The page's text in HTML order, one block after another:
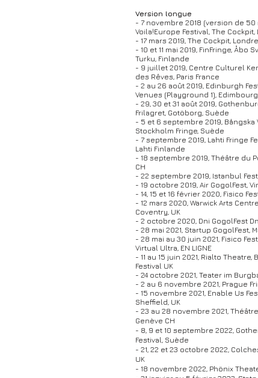
Version longue
- 7 novembre 2018 (version de 50
Voila!Europe Festival, The Cockpit,
- 17 mars 2019, The Cockpit,
- 10 et 11 mai 2019, FinFringe, Åbo
Turku, Finlande
- 9 juillet 2019, Centre Culturel
des Rêves, Paris France
- 2 au 26 août 2019, Edinburgh
Venues (Playground 1), Edimbourg
- 29, 30 et 31 août 2019,
Frilagret, Gotöborg, Suède
- 5 et 6 septembre 2019, Bångska
Stockholm Fringe, Suède
- 7 septembre 2019, Lahti Fringe
Lahti Finlande
- 18 septembre 2019, Théâtre du
CH
- 22 septembre 2019, Istanbul
- 19 octobre 2019, Air GogolFest,
- 14, 15 et 16 février 2020, Fisico
- 12 mars 2020, Warwick Arts
Coventry, UK
- 2 octobre 2020, Dni GogolFest
- 28 mai 2021, Startup GogolFest,
- 28 mai au 30 juin 2021, Fisico
Virtual Ultra, EN LIGNE
- 11 au 15 juin 2021, Rialto Theatre,
Festival UK
- 24 octobre 2021, Teater im
- 2 au 6 novembre 2021, Prague
- 15 novembre 2021, Enable Us
Sheffield, UK
- 23 au 28 novembre 2021,
Genève CH
- 8, 9 et 10 septembre 2022,
Festival, Suède
- 21, 22 et 23 octobre 2022,
UK
- 18 novembre 2022, Phönix